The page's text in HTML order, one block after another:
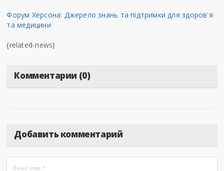
Форум Херсона: Джерело знань та підтримки для здоров'я
та медицини
{related-news}
Комментарии (0)
Добавить комментарий
Ваше имя: *